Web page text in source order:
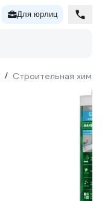
Для юрлиц
/ Строительная химия